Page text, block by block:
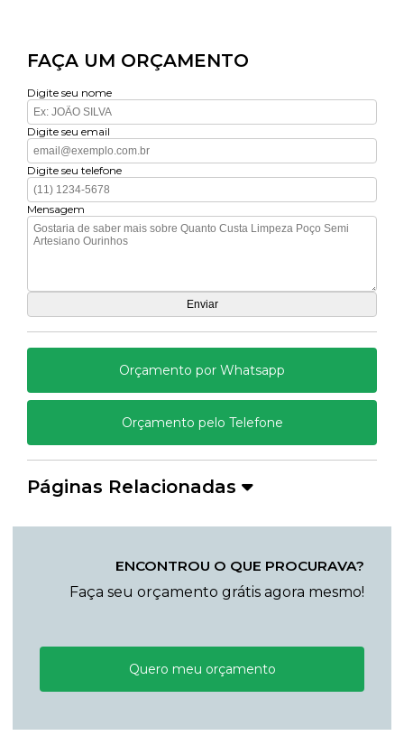
FAÇA UM ORÇAMENTO
Digite seu nome
Digite seu email
Digite seu telefone
Mensagem
Orçamento por Whatsapp
Orçamento pelo Telefone
Páginas Relacionadas
ENCONTROU O QUE PROCURAVA?
Faça seu orçamento grátis agora mesmo!
Quero meu orçamento